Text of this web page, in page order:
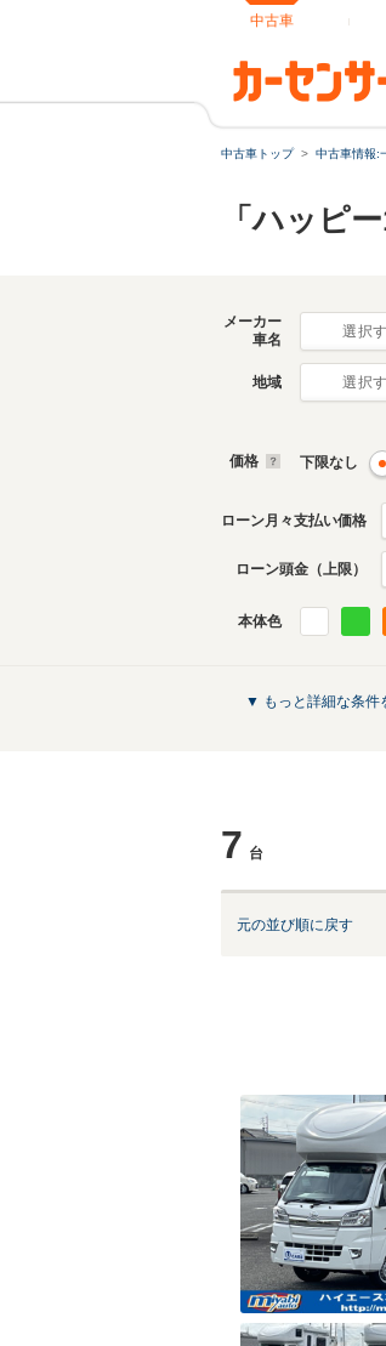
中古車
中古車トップ 中古車情報:
「ハッピ
メーカー
車名
選択
地域 選択
価格 下限なし
ローン月々支払い価格
ローン頭金（上限）
本体色
▼ もっと詳細な条件
7 台
元の並び順に戻す